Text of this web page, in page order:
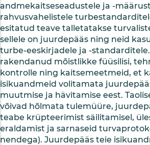
andmekaitseseadustele ja -
rahvusvahelistele
esitatud teave talletatakse
sellele on juurdepääs ning neid
turbe-eeskirjadele ja -
rakendanud mõistlikke füüsilisi,
kontrolle ning kaitsemeetmeid, et
isikuandmeid volitamata
muutmise ja hävitamise eest.
võivad hõlmata tulemüüre,
teabe krüpteerimist säilitamisel,
eraldamist ja sarnaseid
nendega). Juurdepääs teie